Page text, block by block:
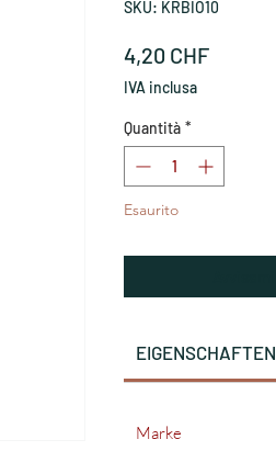
SKU: KRBIO10
4,20 CHFPrezzo
IVA inclusa
Quantità *
Esaurito
EIGENSCHAFTEN
Marke